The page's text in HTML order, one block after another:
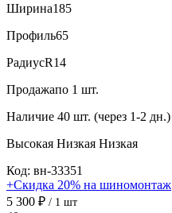
Ширина185
Профиль65
РадиусR14
Продажапо 1 шт.
Наличие 40 шт. (через 1-2 дн.)
Высокая Низкая Низкая
Код: вн-33351
+Скидка 20% на шиномонтаж
5 300 ₽ / 1 шт